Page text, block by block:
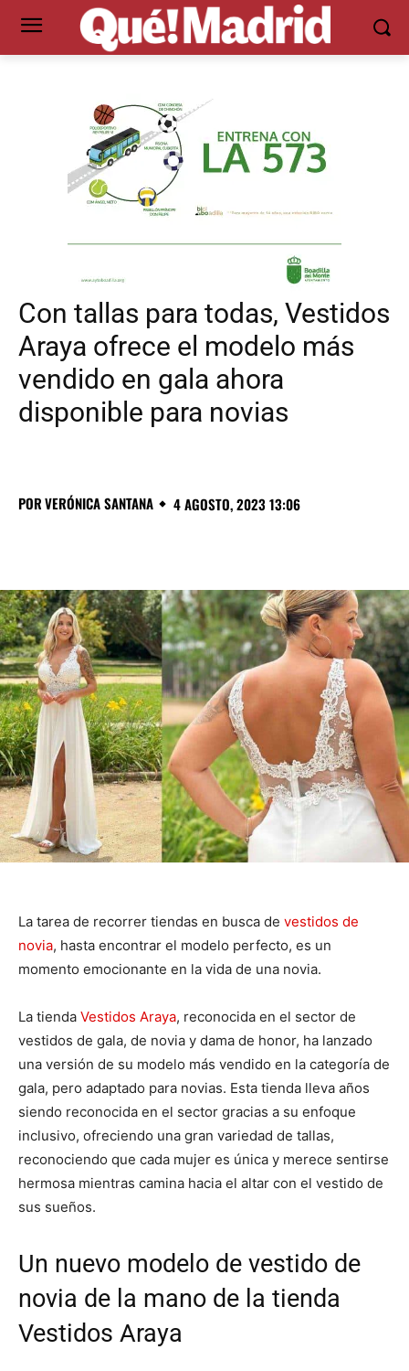
Con tallas para todas, Vestidos
Araya ofrece el modelo más
vendido en gala ahora
disponible para novias
PORVERÓNICA SANTANA 4 AGOSTO, 2023 13:06
La tarea de recorrer tiendas en busca de vestidos de
novia, hasta encontrar el modelo perfecto, es un
momento emocionante en la vida de una novia.
La tienda Vestidos Araya, reconocida en el sector de
vestidos de gala, de novia y dama de honor, ha lanzado
una versión de su modelo más vendido en la categoría de
gala, pero adaptado para novias. Esta tienda lleva años
siendo reconocida en el sector gracias a su enfoque
inclusivo, ofreciendo una gran variedad de tallas,
reconociendo que cada mujer es única y merece sentirse
hermosa mientras camina hacia el altar con el vestido de
sus sueños.
Un nuevo modelo de vestido de
novia de la mano de la tienda
Vestidos Araya